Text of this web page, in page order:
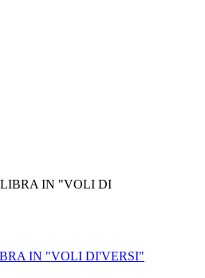
IN "VOLI DI'VERSI"